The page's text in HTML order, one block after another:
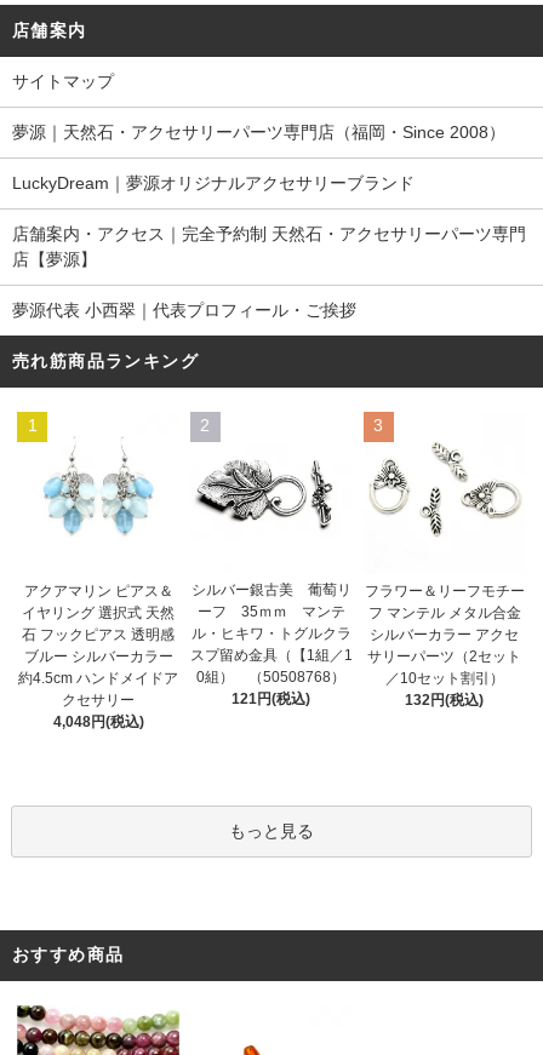
店舗案内
サイトマップ
夢源｜天然石・アクセサリーパーツ専門店（福岡・Since 2008）
LuckyDream｜夢源オリジナルアクセサリーブランド
店舗案内・アクセス｜完全予約制 天然石・アクセサリーパーツ専門
店【夢源】
夢源代表 小西翠｜代表プロフィール・ご挨拶
売れ筋商品ランキング
1
アクアマリン ピアス＆
イヤリング 選択式 天然
石 フックピアス 透明感
ブルー シルバーカラー
約4.5cm ハンドメイドア
クセサリー
4,048円(税込)
2
シルバー銀古美 葡萄リ
ーフ 35ｍｍ マンテ
ル・ヒキワ・トグルクラ
スプ留め金具（【1組／1
0組） （50508768）
121円(税込)
3
フラワー＆リーフモチー
フ マンテル メタル合金
シルバーカラー アクセ
サリーパーツ（2セット
／10セット割引）
132円(税込)
もっと見る
おすすめ商品